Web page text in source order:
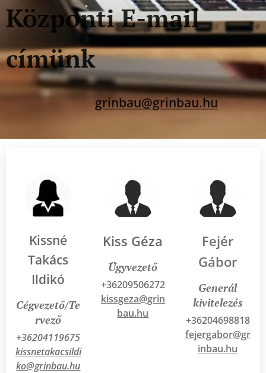
Központi E-mail
címünk
grinbau@grinbau.hu
Kissné
Takács
Ildikó
Cégvezető/Te
rvező
+36204119675
kissnetakacsildi
ko@grinbau.hu
Kiss Géza
Ügyvezető
+36209506272
kissgeza@grin
bau.hu
Fejér
Gábor
Generál
kivitelezés
+36204698818
fejergabor@gr
inbau.hu